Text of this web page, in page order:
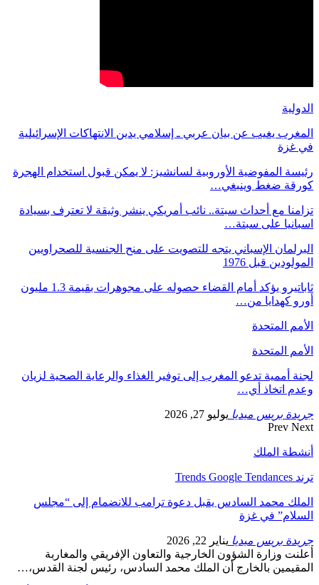
الدولية
المغرب يغيب عن بيان عربي ـ إسلامي يدين الانتهاكات الإسرائيلية
في غزة
رئيسة المفوضية الأوروبية لسانشيز: لا يمكن قبول استخدام الهجرة
كورقة ضغط وينبغي…
تزامنا مع أحداث سبتة.. نائب أمريكي ينشر وثيقة لا تعترف بسيادة
اسبانيا على سبتة…
البرلمان الإسباني يتجه للتصويت على منح الجنسية للصحراويين
المولودين قبل 1976
ثاباتيرو يؤكد أمام القضاء حصوله على مجوهرات بقيمة 1.3 مليون
أورو كهدايا من…
الأمم المتحدة
الأمم المتحدة
لجنة أممية تدعو المغرب إلى توفير الغذاء والرعاية الصحية لزيان
وعدم اتخاذ أي…
جريدة بريس ميديا يوليو 27, 2026
Prev Next
أنشطة الملك
ترند Trends Google Tendances
الملك محمد السادس يقبل دعوة ترامب للانضمام إلى “مجلس
السلام” في غزة
جريدة بريس ميديا يناير 22, 2026
أعلنت وزارة الشؤون الخارجية والتعاون الإفريقي والمغاربة
المقيمين بالخارج أن الملك محمد السادس، رئيس لجنة القدس،…